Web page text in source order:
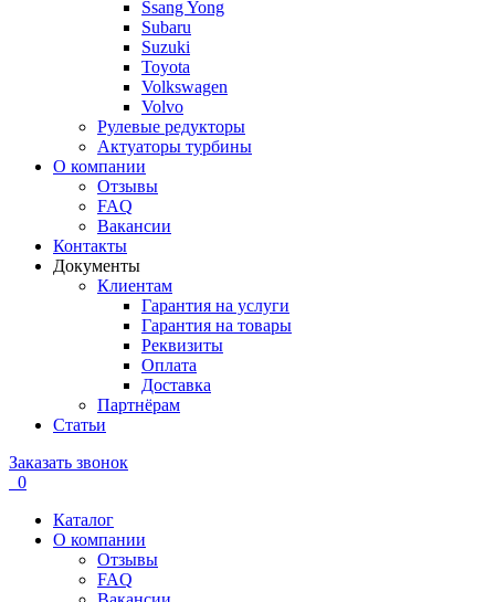
Ssang Yong
Subaru
Suzuki
Toyota
Volkswagen
Volvo
Рулевые редукторы
Актуаторы турбины
О компании
Отзывы
FAQ
Вакансии
Контакты
Документы
Клиентам
Гарантия на услуги
Гарантия на товары
Реквизиты
Оплата
Доставка
Партнёрам
Статьи
Заказать звонок
0
Каталог
О компании
Отзывы
FAQ